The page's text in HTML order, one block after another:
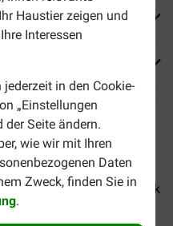
Haustier zeigen und
Interessen
in den Cookie-
„Einstellungen
der Seite ändern.
wie wir mit Ihren
Daten
Zweck, finden Sie in
.
Trixie Hunderampe Petwalk...